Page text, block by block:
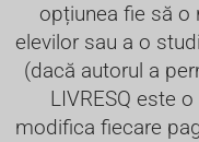
opțiunea fie să o
elevilor sau a o
(dacă autorul a
LIVRESQ este
modifica fiecare